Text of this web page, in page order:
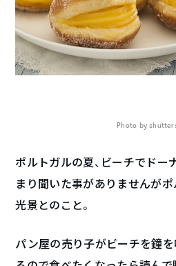
Photo by
ポルトガルの夏、ビーチでドー
まり聞いた事がありませんが
光景とのこと。
パン屋の売り子がビーチを鐘